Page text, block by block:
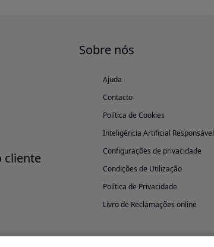
cliente
Sobre nós
Ajuda
Contacto
Política de Cookies
Inteligência Artificial Responsável
Configurações de privacidade
Condições de Utilização
Política de Privacidade
Livro de Reclamações online